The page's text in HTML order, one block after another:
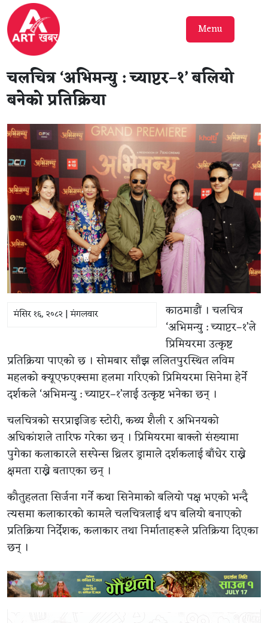
Menu
चलचित्र ‘अभिमन्यु : च्याप्टर–१’ बलियो
बनेको प्रतिक्रिया
मंसिर १६, २०८२ | मंगलवार
काठमाडौं । चलचित्र
‘अभिमन्यु : च्याप्टर–१’ले
प्रिमियरमा उत्कृष्ट
प्रतिक्रिया पाएको छ । सोमबार साँझ ललितपुरस्थित लविम
महलको क्यूएफएक्समा हलमा गरिएको प्रिमियरमा सिनेमा हेर्ने
दर्शकले ‘अभिमन्यु : च्याप्टर–१’लाई उत्कृष्ट भनेका छन् ।
चलचित्रको सरप्राइजिङ स्टोरी, कथ्य शैली र अभिनयको
अधिकांशले तारिफ गरेका छन् । प्रिमियरमा बाक्लो संख्यामा
पुगेका कलाकारले सस्पेन्स थ्रिलर ड्रामाले दर्शकलाई बाँधेर राख्ने
क्षमता राख्ने बताएका छन् ।
कौतुहलता सिर्जना गर्ने कथा सिनेमाको बलियो पक्ष भएको भन्दै
त्यसमा कलाकारको कामले चलचित्रलाई थप बलियो बनाएको
प्रतिक्रिया निर्देशक, कलाकार तथा निर्माताहरूले प्रतिक्रिया दिएका
छन् ।